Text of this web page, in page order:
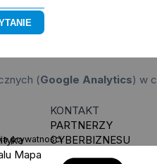
(Google Analytics) w
prywatności.
Mapa
KONTAKT
PARTNERZY
CYBERBIZNESU